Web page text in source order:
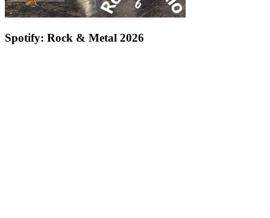
Spotify: Rock & Metal 2026